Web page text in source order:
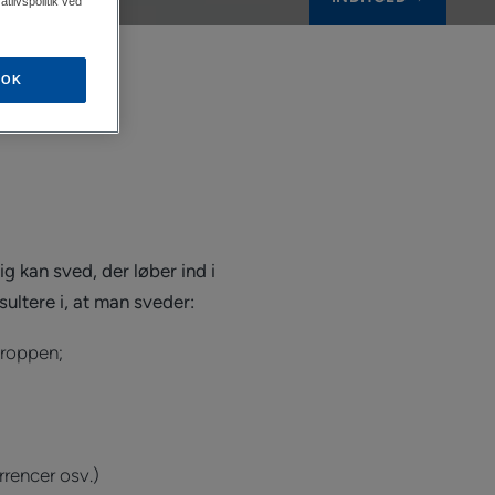
kan sved, der løber ind i
i, at man sveder:
osv.)
OK